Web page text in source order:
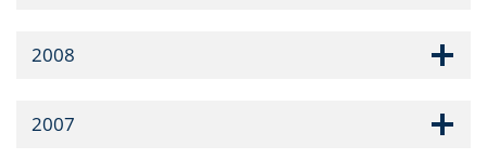
2008
2007